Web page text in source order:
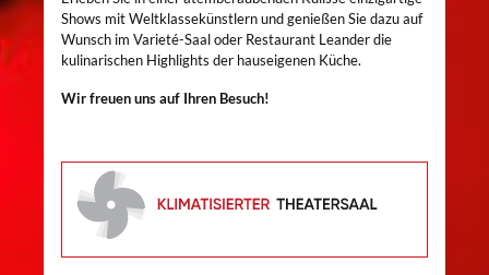
Shows mit Weltklassekünstlern und genießen Sie dazu auf
Wunsch im Varieté-Saal oder Restaurant Leander die
kulinarischen Highlights der hauseigenen Küche.
Wir freuen uns auf Ihren Besuch!